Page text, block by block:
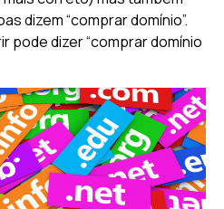
dizem “comprar domínio”.
pode dizer “comprar domínio